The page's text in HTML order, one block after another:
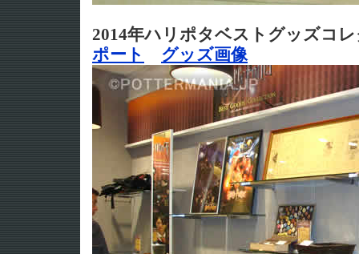
2014年ハリポタベストグッズコ
ポート
グッズ画像